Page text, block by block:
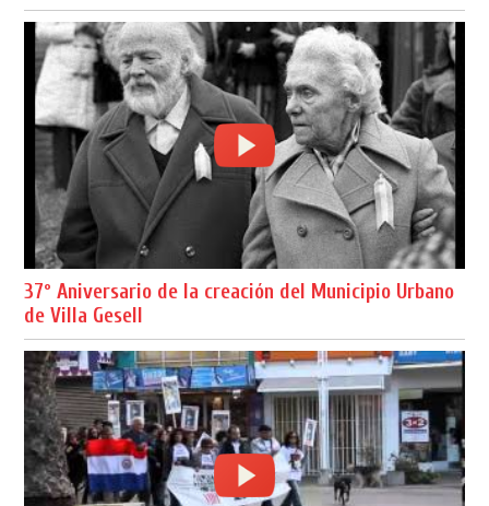
37º Aniversario de la creación del Municipio Urbano
de Villa Gesell